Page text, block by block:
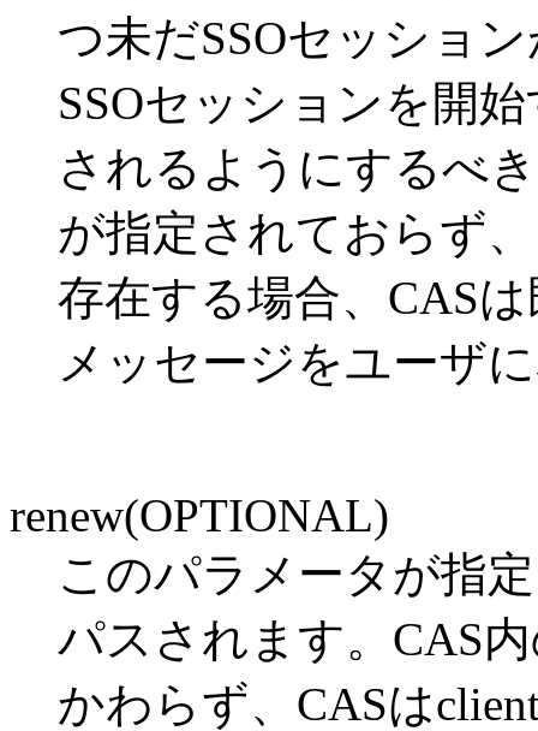
つ未だSSOセッショ
SSOセッションを開
されるようにするべ
が指定されておらず
存在する場合、CAS
メッセージをユーザ
renew(OPTIONAL)
このパラメータが指
パスされます。CAS
かわらず、CASは